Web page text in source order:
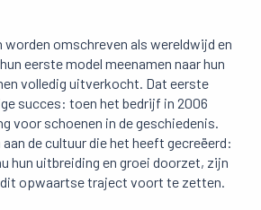
omschreven als wereldwijd en
eerste model meenamen naar hun
volledig uitverkocht. Dat eerste
succes: toen het bedrijf in 2006
voor schoenen in de geschiedenis.
de cultuur die het heeft gecreëerd:
hun uitbreiding en groei doorzet, zijn
opwaartse traject voort te zetten.